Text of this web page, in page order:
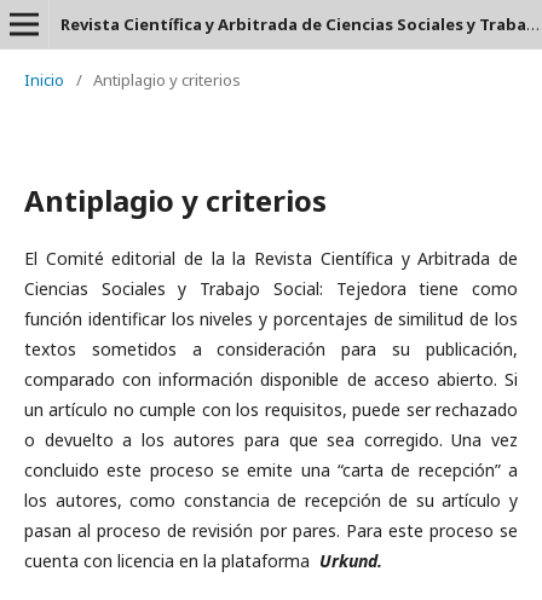
Revista Científica y Arbitrada de Ciencias Sociales y Trabajo Social: Tejedora. ISSN: 2697-3626
Inicio / Antiplagio y criterios
Antiplagio y criterios
El Comité editorial de la la Revista Científica y Arbitrada de
Ciencias Sociales y Trabajo Social: Tejedora tiene como
función identificar los niveles y porcentajes de similitud de los
textos sometidos a consideración para su publicación,
comparado con información disponible de acceso abierto. Si
un artículo no cumple con los requisitos, puede ser rechazado
o devuelto a los autores para que sea corregido. Una vez
concluido este proceso se emite una “carta de recepción” a
los autores, como constancia de recepción de su artículo y
pasan al proceso de revisión por pares. Para este proceso se
cuenta con licencia en la plataforma Urkund.